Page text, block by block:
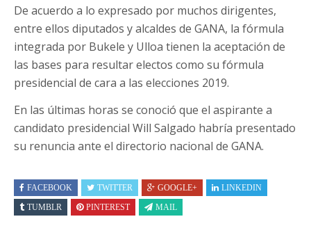
De acuerdo a lo expresado por muchos dirigentes,
entre ellos diputados y alcaldes de GANA, la fórmula
integrada por Bukele y Ulloa tienen la aceptación de
las bases para resultar electos como su fórmula
presidencial de cara a las elecciones 2019.
En las últimas horas se conoció que el aspirante a
candidato presidencial Will Salgado habría presentado
su renuncia ante el directorio nacional de GANA.
FACEBOOK TWITTER GOOGLE+
LINKEDIN
TUMBLR
PINTEREST MAIL